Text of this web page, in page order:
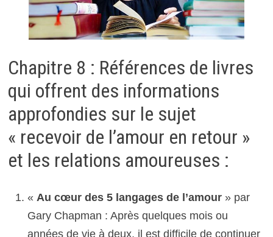
Chapitre 8 : Références de livres
qui offrent des informations
approfondies sur le sujet
« recevoir de l’amour en retour »
et les relations amoureuses :
« Au cœur des 5 langages de l’amour» par
Gary Chapman : Après quelques mois ou
années de vie à deux, il est difficile de continuer